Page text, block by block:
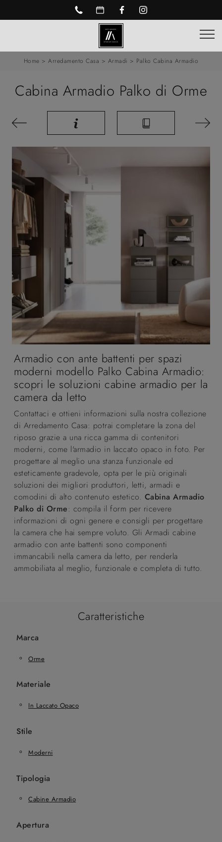
Home >Arredamento Casa > Armadi > Palko Cabina Armadio
Cabina Armadio Palko di Orme
Armadio con ante battenti per spazi
moderni modello Palko Cabina Armadio:
scopri le soluzioni cabine armadio per la
camera da letto
Contattaci e ottieni informazioni sulla nostra collezione
di Arredamento Casa: potrai completare la zona del
riposo grazie a una ricca gamma di contenitori
moderni, come l'armadio in laccato opaco in foto. Per
progettare al meglio una stanza funzionale ed
esteticamente gradevole, opta per le più originali
soluzioni dei migliori produttori, letti, armadi e
comodini di alto contenuto estetico. Cabina Armadio
Palko di Orme: compila il form per ricevere
informazioni di ogni genere e consigli per progettare
la camera che hai sempre voluto. Gli Armadi cabine
armadio con ante battenti sono componenti
immancabili nella camera da letto, per renderla
ammobiliata al meglio, funzionale e completa di tutto.
Caratteristiche
Marca
Orme
Materiale
In Laccato Opaco
Stile
Moderni
Tipologia
Cabine Armadio
Apertura